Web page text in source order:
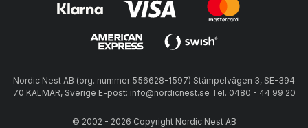
Nordic Nest AB (org. nummer 556628-1597) Stämpelvägen 3, SE-394
70 KALMAR, Sverige E-post: info@nordicnest.se Tel. 0480 - 44 99 20
© 2002 - 2026 Copyright Nordic Nest AB